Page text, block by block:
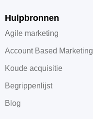
Hulpbronnen
Agile marketing
Account Based Marketing
Koude acquisitie
Begrippenlijst
Blog